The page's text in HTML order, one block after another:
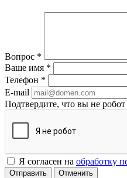
Вопрос *
Ваше имя *
Телефон *
E-mail
Подтвердите, что вы не робот
Я согласен на обработку
Отменить